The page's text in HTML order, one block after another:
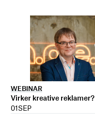
WEBINAR
Virker kreative reklamer?
01SEP